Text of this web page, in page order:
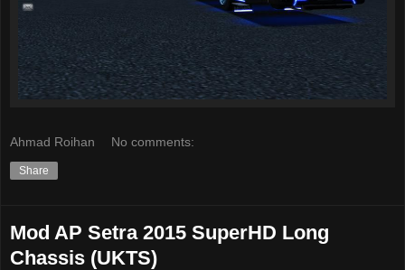
Ahmad Roihan No comments:
Share
Mod AP Setra 2015 SuperHD Long
Chassis (UKTS)